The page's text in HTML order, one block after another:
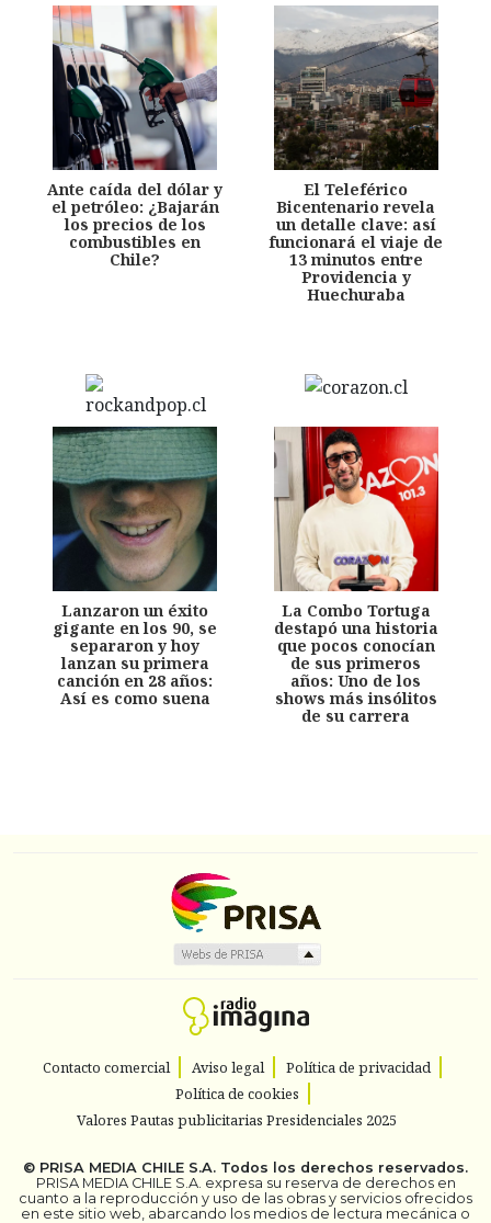
Ante caída del dólar y
el petróleo: ¿Bajarán
los precios de los
combustibles en
Chile?
El Teleférico
Bicentenario revela
un detalle clave: así
funcionará el viaje de
13 minutos entre
Providencia y
Huechuraba
Lanzaron un éxito
gigante en los 90, se
separaron y hoy
lanzan su primera
canción en 28 años:
Así es como suena
La Combo Tortuga
destapó una historia
que pocos conocían
de sus primeros
años: Uno de los
shows más insólitos
de su carrera
Contacto comercial Aviso legal
Política de privacidad
Política de cookies
Valores Pautas publicitarias Presidenciales 2025
© PRISA MEDIA CHILE S.A. Todos los derechos reservados.
PRISA MEDIA CHILE S.A. expresa su reserva de derechos en
cuanto a la reproducción y uso de las obras y servicios ofrecidos
en este sitio web, abarcando los medios de lectura mecánica o